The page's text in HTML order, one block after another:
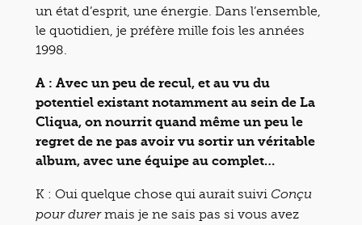
un état d’esprit, une énergie. Dans l’ensemble,
le quotidien, je préfère mille fois les années
1998.
A : Avec un peu de recul, et au vu du
potentiel existant notamment au sein de La
Cliqua, on nourrit quand même un peu le
regret de ne pas avoir vu sortir un véritable
album, avec une équipe au complet…
K : Oui quelque chose qui aurait suivi Conçu
pour durermais je ne sais pas si vous avez